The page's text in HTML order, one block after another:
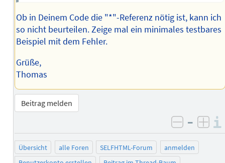
Ob in Deinem Code die "*"-Referenz nötig ist, kann ich
so nicht beurteilen. Zeige mal ein minimales testbares
Beispiel mit dem Fehler.
Grüße,
Thomas
Beitrag melden
negativ
–
Übersicht alle Foren SELFHTML-Forum
anmelden